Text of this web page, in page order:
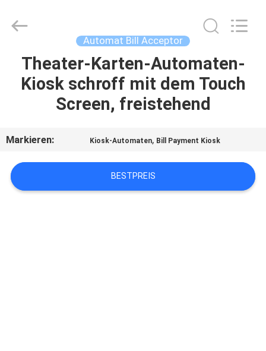
HAUS
PRODUKTE
ÜBER
UNS
FABRIK-
Online
Market.
Automat Bill Acceptor
Theater-Karten-Automaten-
Kiosk schroff mit dem Touch
Screen, freistehend
Markieren: Kiosk-Automaten, Bill Payment Kiosk
BESTPREIS